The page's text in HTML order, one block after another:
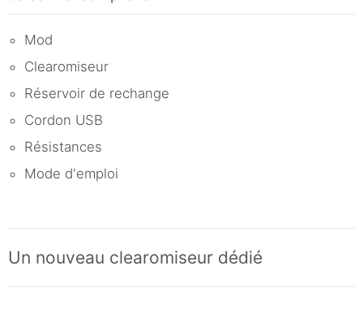
Mod
Clearomiseur
Réservoir de rechange
Cordon USB
Résistances
Mode d'emploi
Un nouveau clearomiseur dédié